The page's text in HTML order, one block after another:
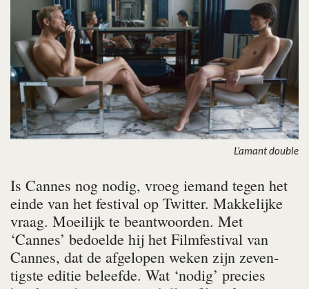
L’amant double
Is Cannes nog nodig, vroeg iemand tegen het
einde van het festival op Twitter. Makkelijke
vraag. Moeilijk te beantwoorden. Met
‘Cannes’ bedoelde hij het Film­festi­val van
Cannes, dat de afgelopen weken zijn zeven­
tigste editie beleefde. Wat ‘nodig’ precies